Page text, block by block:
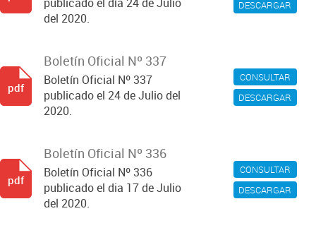
DESCARGAR
del 2020.
CONSULTAR
DESCARGAR
Boletín Oficial Nº 337
Boletín Oficial Nº 337
publicado el 24 de Julio del
2020.
pdf
CONSULTAR
DESCARGAR
Boletín Oficial Nº 336
Boletín Oficial Nº 336
publicado el dia 17 de Julio
del 2020.
pdf